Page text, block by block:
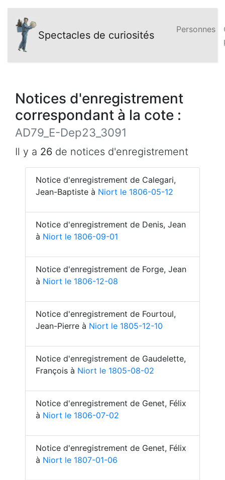
Spectacles de curiosités Personnes
Notices d'enregistrement
correspondant à la cote :
AD79_E-Dep23_3091
Il y a 26 de notices d'enregistrement
Notice d'enregistrement de Calegari,
Jean-Baptiste à Niort le 1806-05-12
Notice d'enregistrement de Denis, Jean
à Niort le 1806-09-01
Notice d'enregistrement de Forge, Jean
à Niort le 1806-12-08
Notice d'enregistrement de Fourtoul,
Jean-Pierre à Niort le 1805-12-10
Notice d'enregistrement de Gaudelette,
François à Niort le 1805-08-02
Notice d'enregistrement de Genet, Félix
à Niort le 1806-07-02
Notice d'enregistrement de Genet, Félix
à Niort le 1807-01-06